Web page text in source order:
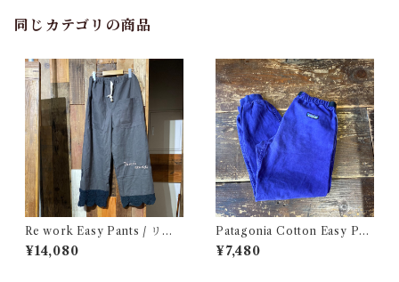
同じカテゴリの商品
Re work Easy Pants / リワ
ーク イージー パンツ クロシェ
& 刺繍入り
¥14,080
Patagonia Cotton Easy Pan
ts / パタゴニア コットン イー
ジー パンツ 古着
¥7,480